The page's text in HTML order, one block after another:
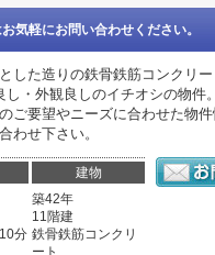
気軽にお問い合わせください。
した造りの鉄骨鉄筋コンクリ
・外観良しのイチオシの物件
ご要望やニーズに合わせた物
わせ下さい。
建物
分
築42年
11階建
鉄骨鉄筋コンクリ
ート